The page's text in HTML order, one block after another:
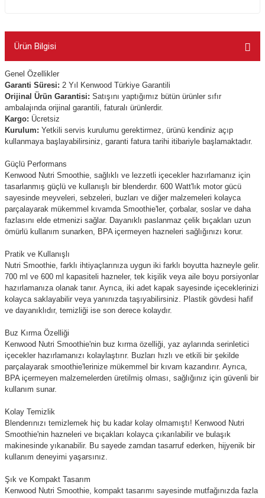
Ürün Bilgisi
Genel Özellikler
Garanti Süresi: 2 Yıl Kenwood Türkiye Garantili
Orijinal Ürün Garantisi: Satışını yaptığımız bütün ürünler sıfır
ambalajında orijinal garantili, faturalı ürünlerdir.
Kargo: Ücretsiz
Kurulum: Yetkili servis kurulumu gerektirmez, ürünü kendiniz açıp
kullanmaya başlayabilirsiniz, garanti fatura tarihi itibariyle başlamaktadır.
Güçlü Performans
Kenwood Nutri Smoothie, sağlıklı ve lezzetli içecekler hazırlamanız için
tasarlanmış güçlü ve kullanışlı bir blenderdır. 600 Watt'lık motor gücü
sayesinde meyveleri, sebzeleri, buzları ve diğer malzemeleri kolayca
parçalayarak mükemmel kıvamda Smoothie'ler, çorbalar, soslar ve daha
fazlasını elde etmenizi sağlar. Dayanıklı paslanmaz çelik bıçakları uzun
ömürlü kullanım sunarken, BPA içermeyen hazneleri sağlığınızı korur.
Pratik ve Kullanışlı
Nutri Smoothie, farklı ihtiyaçlarınıza uygun iki farklı boyutta hazneyle gelir.
700 ml ve 600 ml kapasiteli hazneler, tek kişilik veya aile boyu porsiyonlar
hazırlamanıza olanak tanır. Ayrıca, iki adet kapak sayesinde içeceklerinizi
kolayca saklayabilir veya yanınızda taşıyabilirsiniz. Plastik gövdesi hafif
ve dayanıklıdır, temizliği ise son derece kolaydır.
Buz Kırma Özelliği
Kenwood Nutri Smoothie'nin buz kırma özelliği, yaz aylarında serinletici
içecekler hazırlamanızı kolaylaştırır. Buzları hızlı ve etkili bir şekilde
parçalayarak smoothie'lerinize mükemmel bir kıvam kazandırır. Ayrıca,
BPA içermeyen malzemelerden üretilmiş olması, sağlığınız için güvenli bir
kullanım sunar.
Kolay Temizlik
Blenderınızı temizlemek hiç bu kadar kolay olmamıştı! Kenwood Nutri
Smoothie'nin hazneleri ve bıçakları kolayca çıkarılabilir ve bulaşık
makinesinde yıkanabilir. Bu sayede zamdan tasarruf ederken, hijyenik bir
kullanım deneyimi yaşarsınız.
Şık ve Kompakt Tasarım
Kenwood Nutri Smoothie, kompakt tasarımı sayesinde mutfağınızda fazla